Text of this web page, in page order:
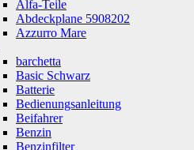
Alfa-Teile
Abdeckplane 5908202
Azzurro Mare
barchetta
Basic Schwarz
Batterie
Bedienungsanleitung
Beifahrer
Benzin
Benzinfilter